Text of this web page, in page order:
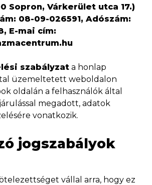
Sopron, Várkerület utca 17.)
08-09-026591, Adószám:
E-mai cím:
szabályzat a honlap
üzemeltetett weboldalon
oldalán a felhasználók által
megadott, adatok
vonatkozik.
jogszabályok
vállal arra, hogy ez